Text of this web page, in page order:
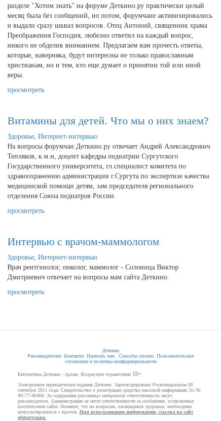
разделе "Хотим знать" на форуме Деткино.ру практически целый
месяц была без сообщений, но потом, форумчане активизировались
и выдали сразу шквал вопросов. Отец Антоний, священник храма
Преображения Господня, любезно ответил на каждый вопрос,
никого не обделив вниманием. Предлагаем вам прочесть ответы,
которые, наверняка, будут интересны не только православным
христианам, но и тем, кто еще думает о принятии той или иной
веры.
просмотреть
Витамины для детей. Что мы о них знаем?
Здоровье, Интернет-интервью
На вопросы форумчан Деткино.ру отвечает Андрей Александрович
Тепляков, к.м.н, доцент кафедры педиатрии Сургутского
Государственного университета, гл.специалист комитета по
здравоохранению администрации г.Сургута по экспертизе качества
медицинской помощи детям, зам.председателя регионального
отделения Союза педиатров России.
просмотреть
Интервью с врачом-маммологом
Здоровье, Интернет-интервью
Врач рентгенолог, онколог, маммолог - Солоница Виктор
Дмитриевич отвечает на вопросы мам сайта Деткино.
просмотреть
Деткино
Рекламодателям Контакты Написать нам Способы оплаты Пользовательское
соглашение и политика конфиденциальности
Библиотека Деткино - Архив. Возрастное ограничение 18+
Электронное периодическое издание Деткино. Зарегистрировано Роскомнадзором 08
сентября 2011 года. Свидетельство о регистрации средства массовой информации Эл №
ФС77-46460. За содержание рекламных материалов ответственность несут
рекламодатели. Администрация не несет ответственности за сообщения, оставляемые
посетителями сайта. Помните, что по вопросам, касающимся здоровья, необходимо
консультироваться с врачом. При использовании информации, ссылка на сайт
обязательна.